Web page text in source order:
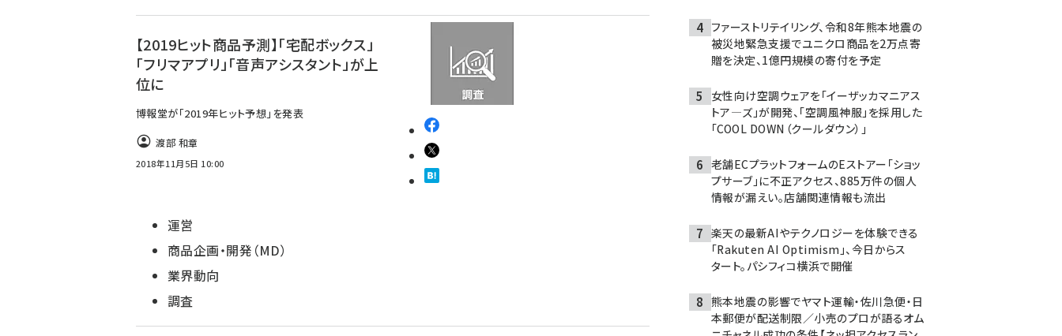
【2019ヒット商品予測】「宅配ボックス」
「フリマアプリ」「音声アシスタント」が上
位に
博報堂が「2019年ヒット予想」を発表
渡部 和章
2018年11月5日 10:00
運営
商品企画・開発（MD）
業界動向
調査
ファーストリテイリング、令和8年熊本地震の
被災地緊急支援でユニクロ商品を2万点寄
贈を決定、1億円規模の寄付を予定
女性向け空調ウェアを「イーザッカマニアス
トア―ズ」が開発、「空調風神服」を採用した
「COOL DOWN（クールダウン）」
老舗ECプラットフォームのEストアー「ショッ
プサーブ」に不正アクセス、885万件の個人
情報が漏えい。店舗関連情報も流出
楽天の最新AIやテクノロジーを体験できる
「Rakuten AI Optimism」、今日からス
タート。パシフィコ横浜で開催
熊本地震の影響でヤマト運輸・佐川急便・日
本郵便が配送制限／小売のプロが語るオム